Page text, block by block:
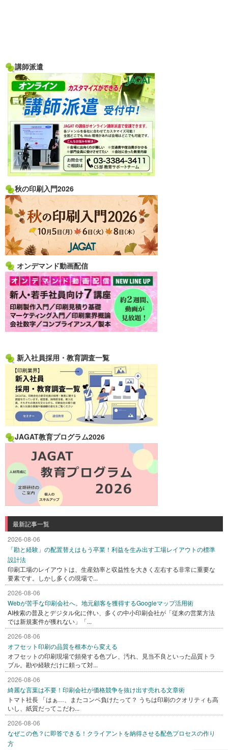
講師派遣
秋の印刷入門2026
オンデマンド動画配信
新入社員採用・教育調査一覧
JAGAT教育プログラム2026
最新記事一覧
2026-08-06
「勘と経験」の配置替えはもう卒業！利益を生み出す工場レイアウトの標準
設計法
印刷工場のレイアウトは、生産効率と収益性を大きく左右する非常に重要な
要素です。しかし多くの現場で...
2026-08-06
Webが苦手な印刷会社へ。地元顧客を獲得するGoogleマップ活用術
AI検索の普及とデジタル化に伴い、多くの中小印刷会社が「従来の営業方法
では新規案件が獲れない」「...
2026-08-06
オフセット印刷の品質を根本から変える
オフセットの印刷現場で頻発する色ブレ、汚れ、見当不良といった品質トラ
ブル。勘や経験だけに頼って対...
2026-08-06
綺麗な言葉は不要！印刷会社が価格競争を抜け出す売れる文章術
トマト社長 「はぁ…、またコンペ負けたって？ うちは印刷のクオリティも高
いし、紙質だってこだわ...
2026-08-06
なぜこの色？に即答できる！クライアントを納得させる配色プロセスの作り
方